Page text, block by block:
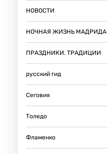
НОВОСТИ
НОЧНАЯ ЖИЗНЬ МАДРИДА
ПРАЗДНИКИ. ТРАДИЦИИ
русский гид
Сеговия
Толедо
Фламенко